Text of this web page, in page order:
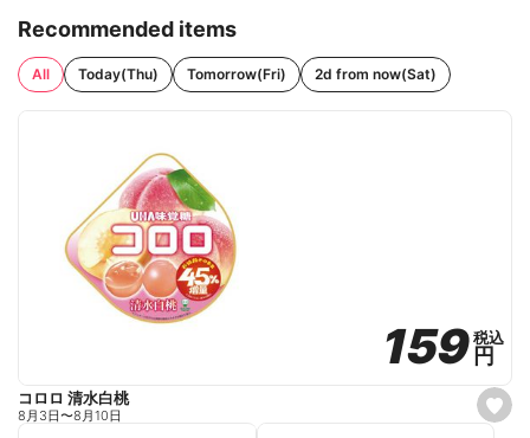
Recommended items
All Today(Thu) Tomorrow(Fri) 2d from now(Sat)
s
e
159
159税込
税込
円
円
コロロ 清水白桃
8月3日〜8月10日